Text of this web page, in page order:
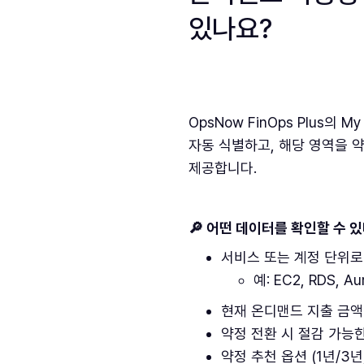
있나요?
OpsNow FinOps Plus의 My
자동 식별하고, 해당 영역을
제공합니다.
🔎 어떤 데이터를 확인할 수
서비스 또는 계정 단위
예: EC2, RDS,
현재 온디맨드 지출 금액
약정 전환 시 절감 가능
약정 추천 옵션 (1년/3